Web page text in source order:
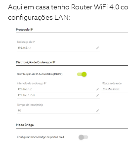
Aqui em casa tenho Router WiFi 4.0
configurações LAN: